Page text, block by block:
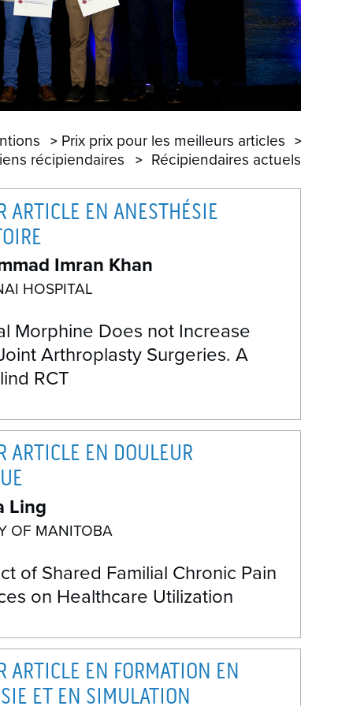
Prix prix pour les meilleurs articles
récipiendaires
Récipiendaires actuels
ARTICLE EN ANESTHÉSIE
Imran Khan
HOSPITAL
Morphine Does not Increase
Arthroplasty Surgeries. A
RCT
ARTICLE EN DOULEUR
Ling
OF MANITOBA
of Shared Familial Chronic Pain
on Healthcare Utilization
ARTICLE EN FORMATION EN
ET EN SIMULATION